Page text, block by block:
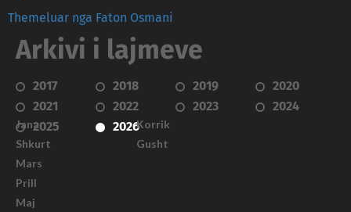
Themeluar nga Faton Osmani
Arkivi i lajmeve
2017 2018 2019
2020
2021
2022 2023
2024
2025
2026
Janar
Shkurt
Mars
Prill
Maj
Korrik
Gusht